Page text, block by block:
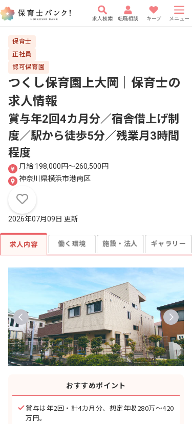
求人検索 転職相談 キープ メニュー
保育士
正社員
認可保育園
つくし保育園上大岡｜保育士の
求人情報
賞与年2回4カ月分／宿舎借上げ制
度／駅から徒歩5分／残業月3時間
程度
月給 198,000円〜260,500円
神奈川県横浜市港南区
2026年07月09日 更新
求人内容 働く環境 施設・法人 ギャラリー
おすすめポイント
賞与は年2回・計4カ月分、想定年収280万～420
万円。